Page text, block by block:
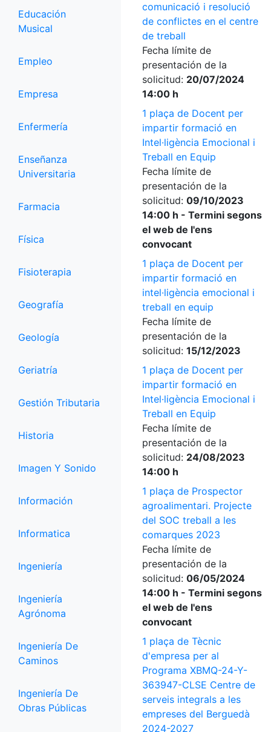
Educación
Musical
Empleo
Empresa
Enfermería
Enseñanza
Universitaria
Farmacia
Física
Fisioterapia
Geografía
Geología
Geriatría
Gestión Tributaria
Historia
Imagen Y Sonido
Información
Informatica
Ingeniería
Ingeniería
Agrónoma
Ingeniería De
Caminos
Ingeniería De
Obras Públicas
comunicació i resolució
de conflictes en el centre
de treball
Fecha límite de
presentación de la
solicitud: 20/07/2024
14:00 h
1 plaça de Docent per
impartir formació en
Intel·ligència Emocional i
Treball en Equip
Fecha límite de
presentación de la
solicitud: 09/10/2023
14:00 h - Termini segons
el web de l'ens
convocant
1 plaça de Docent per
impartir formació en
intel·ligència emocional i
treball en equip
Fecha límite de
presentación de la
solicitud: 15/12/2023
1 plaça de Docent per
impartir formació en
Intel·ligència Emocional i
Treball en Equip
Fecha límite de
presentación de la
solicitud: 24/08/2023
14:00 h
1 plaça de Prospector
agroalimentari. Projecte
del SOC treball a les
comarques 2023
Fecha límite de
presentación de la
solicitud: 06/05/2024
14:00 h - Termini segons
el web de l'ens
convocant
1 plaça de Tècnic
d'empresa per al
Programa XBMQ-24-Y-
363947-CLSE Centre de
serveis integrals a les
empreses del Berguedà
2024-2027